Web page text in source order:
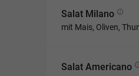
Salat Milano
mit Mais, Oliven,
Salat Americano